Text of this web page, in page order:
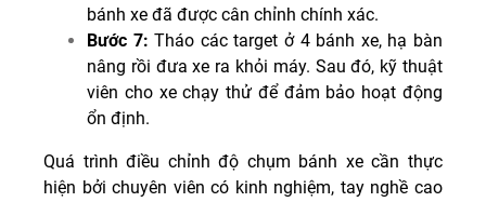
bánh xe đã được cân chỉnh chính xác.
Bước 7: Tháo các target ở 4 bánh xe, hạ bàn
nâng rồi đưa xe ra khỏi máy. Sau đó, kỹ thuật
viên cho xe chạy thử để đảm bảo hoạt động
ổn định.
Quá trình điều chỉnh độ chụm bánh xe cần thực
hiện bởi chuyên viên có kinh nghiệm, tay nghề cao